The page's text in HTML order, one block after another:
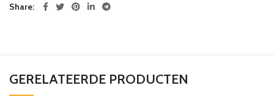
Share
GERELATEERDE PRODUCTEN